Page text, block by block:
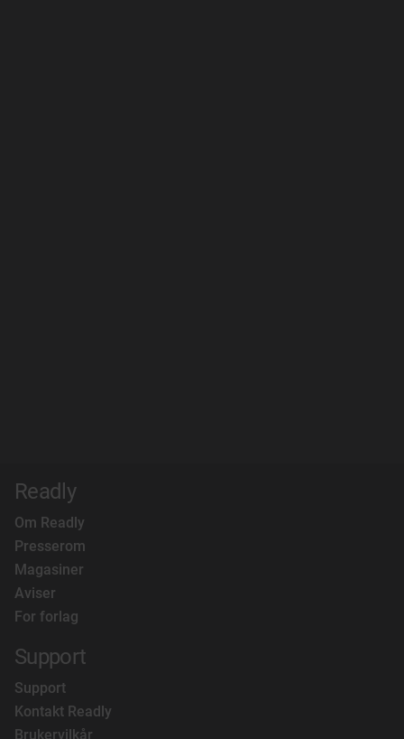
Readly
Om Readly
Presserom
Magasiner
Aviser
For forlag
Support
Support
Kontakt Readly
Brukervilkår